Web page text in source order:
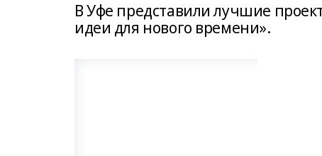
В Уфе представили лучшие
идеи для нового времени».